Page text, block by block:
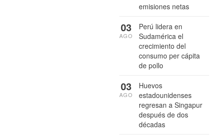
emisiones netas
Perú lidera en
Sudamérica el
crecimiento del
consumo per cápita
de pollo
03
AGO
Huevos
estadounidenses
regresan a Singapur
después de dos
décadas
03
AGO